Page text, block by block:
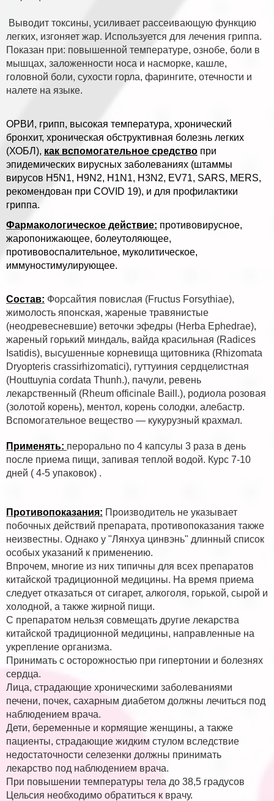
Выводит токсины, усиливает рассеивающую функцию
легких, изгоняет жар. Используется для лечения гриппа.
Показан при: повышенной температуре, ознобе, боли в
мышцах, заложенности носа и насморке, кашле,
головной боли, сухости горла, фарингите, отечности и
налете на языке.
ОРВИ, грипп, высокая температура, хронический
бронхит, хроническая обструктивная болезнь легких
(ХОБЛ), как вспомогательное средство при
эпидемических вирусных заболеваниях (штаммы
вирусов H5N1, H9N2, H1N1, H3N2, EV71, SARS, MERS,
рекомендован при COVID 19), и для профилактики
гриппа.
Фармакологическое действие: противовирусное,
жаропонижающее, болеутоляющее,
противовоспалительное, муколитическое,
иммуностимулирующее.
Состав: Форсайтия повислая (Fructus Forsythiae),
жимолость японская, жареные травянистые
(неодревесневшие) веточки эфедры (Herba Ephedrae),
жареный горький миндаль, вайда красильная (Radices
Isatidis), высушенные корневища щитовника (Rhizomata
Dryopteris crassirhizomatici), гуттуиния сердцелистная
(Houttuynia cordata Thunh.), пачули, ревень
лекарственный (Rheum officinale Baill.), родиола розовая
(золотой корень), ментол, корень солодки, алебастр.
Вспомогательное вещество — кукурузный крахмал.
Применять: перорально по 4 капсулы 3 раза в день
после приема пищи, запивая теплой водой. Курс 7-10
дней ( 4-5 упаковок) .
Противопоказания: Производитель не указывает
побочных действий препарата, противопоказания также
неизвестны. Однако у "Лянхуа цинвэнь" длинный список
особых указаний к применению.
Впрочем, многие из них типичны для всех препаратов
китайской традиционной медицины. На время приема
следует отказаться от сигарет, алкоголя, горькой, сырой и
холодной, а также жирной пищи.
С препаратом нельзя совмещать другие лекарства
китайской традиционной медицины, направленные на
укрепление организма.
Принимать с осторожностью при гипертонии и болезнях
сердца.
Лица, страдающие хроническими заболеваниями
печени, почек, сахарным диабетом должны лечиться под
наблюдением врача.
Дети, беременные и кормящие женщины, а также
пациенты, страдающие жидким стулом вследствие
недостаточности селезенки должны принимать
лекарство под наблюдением врача.
При повышении температуры тела до 38,5 градусов
Цельсия необходимо обратиться к врачу.